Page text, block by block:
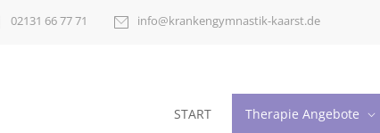
02131 66 77 71 info@krankengymnastik-kaarst.de
START Therapie Angebote